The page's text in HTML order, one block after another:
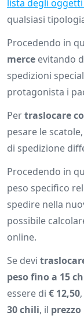
lista degli
qualsiasi
Procedendo in
merce evitando
spedizioni
protagonista i
Pertraslocare
pesare le
di spedizione
Procedendo in
peso specifico
spedire nella
possibile
online.
Se devi
peso fino a 15
essere di € 12,50
30 chili, il